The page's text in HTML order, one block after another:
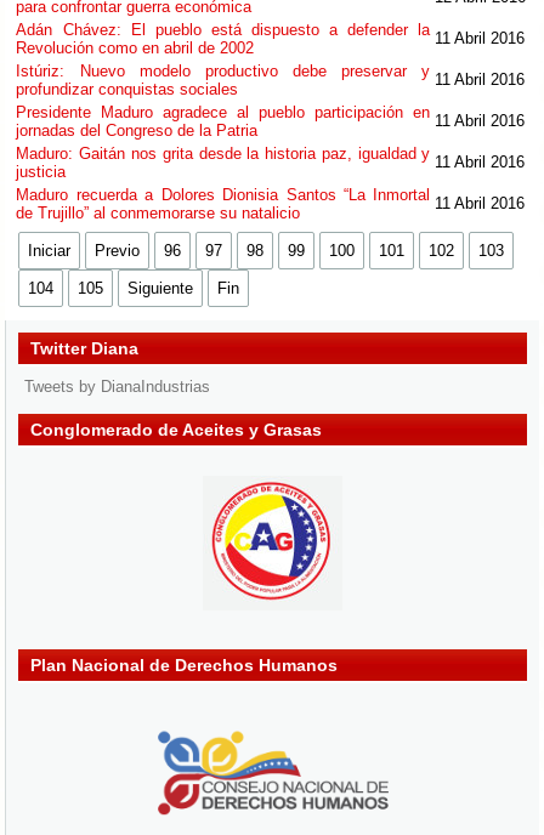
para confrontar guerra económica
Adán Chávez: El pueblo está dispuesto a defender la
Revolución como en abril de 2002
11 Abril 2016
Istúriz: Nuevo modelo productivo debe preservar y
profundizar conquistas sociales
11 Abril 2016
Presidente Maduro agradece al pueblo participación en
jornadas del Congreso de la Patria
11 Abril 2016
Maduro: Gaitán nos grita desde la historia paz, igualdad y
justicia
11 Abril 2016
Maduro recuerda a Dolores Dionisia Santos “La Inmortal
de Trujillo” al conmemorarse su natalicio
11 Abril 2016
Iniciar Previo 96 97 98 99 100 101 102 103
104 105 Siguiente Fin
Twitter Diana
Tweets by DianaIndustrias
Conglomerado de Aceites y Grasas
Plan Nacional de Derechos Humanos